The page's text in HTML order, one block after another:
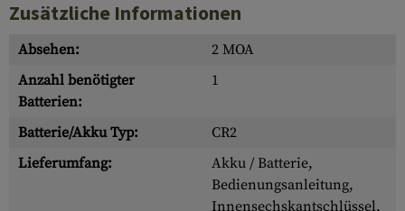
Zusätzliche Informationen
Absehen:
2 MOA
Anzahl benötigter
Batterien:
1
Batterie/Akku Typ:
CR2
Lieferumfang:
Akku / Batterie,
Bedienungsanleitung,
Innensechskantschlüssel,